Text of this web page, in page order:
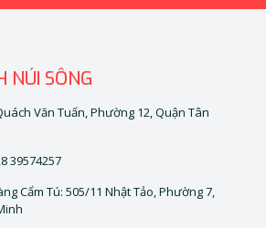
NÚI SÔNG
Văn Tuấn, Phường 12, Quận Tân
39574257
Cẩm Tú: 505/11 Nhật Tảo, Phường 7,